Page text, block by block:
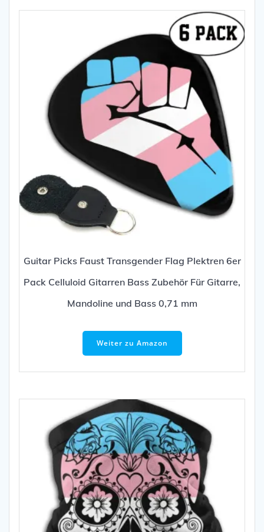
Guitar Picks Faust Transgender Flag Plektren 6er
Pack Celluloid Gitarren Bass Zubehör Für Gitarre,
Mandoline und Bass 0,71 mm
Weiter zu Amazon